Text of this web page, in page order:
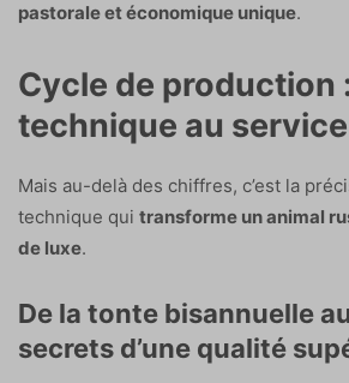
pastorale et économique unique.
Cycle de production
technique au
Mais au-delà des chiffres, c’est la
technique qui transforme un animal
de luxe.
De la tonte bisannuelle
secrets d’une qualité